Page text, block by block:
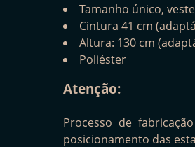
Tamanho único,
Cintura 41 cm
Altura: 130 cm
Poliéster
Atenção:
Processo de
posicionamento das